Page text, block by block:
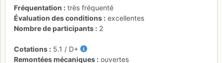
Fréquentation
très fréquenté
Évaluation des conditions
excellentes
Nombre de participants
2
Cotations 5.1 / D+
Remontées mécaniques
ouvertes